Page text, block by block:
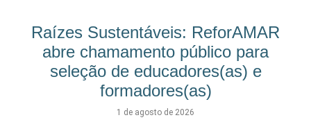
Raízes Sustentáveis: ReforAMAR
abre chamamento público para
seleção de educadores(as) e
formadores(as)
1 de agosto de 2026